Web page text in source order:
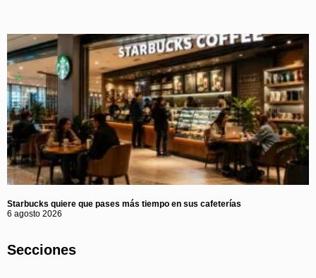
Starbucks quiere que pases más tiempo en sus cafeterías
6 agosto 2026
Secciones